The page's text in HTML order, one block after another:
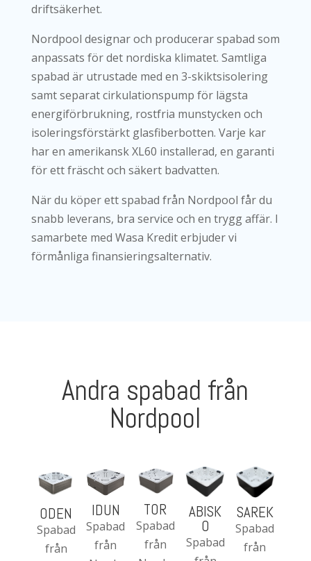
driftsäkerhet.
Nordpool designar och producerar spabad som
anpassats för det nordiska klimatet. Samtliga
spabad är utrustade med en 3-skiktsisolering
samt separat cirkulationspump för lägsta
energiförbrukning, rostfria munstycken och
isoleringsförstärkt glasfiberbotten. Varje kar
har en amerikansk XL60 installerad, en garanti
för ett fräscht och säkert badvatten.
När du köper ett spabad från Nordpool får du
snabb leverans, bra service och en trygg affär. I
samarbete med Wasa Kredit erbjuder vi
förmånliga finansieringsalternativ.
Andra spabad från
Nordpool
ODEN
Spabad
från
IDUN
Spabad
från
TOR
Spabad
från
ABISK
O
Spabad
SAREK
Spabad
från